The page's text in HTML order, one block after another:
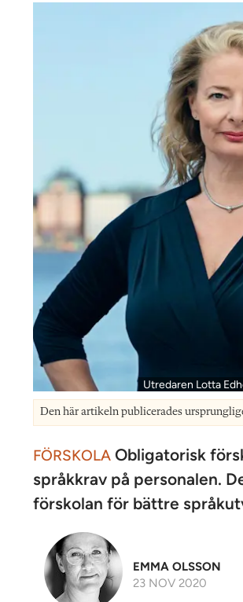
Utredaren Lotta
Den här artikeln publicerades
FÖRSKOLA Obligatorisk
språkkrav på personalen.
förskolan för bättre
EMMA OLSSON
23 NOV 2020